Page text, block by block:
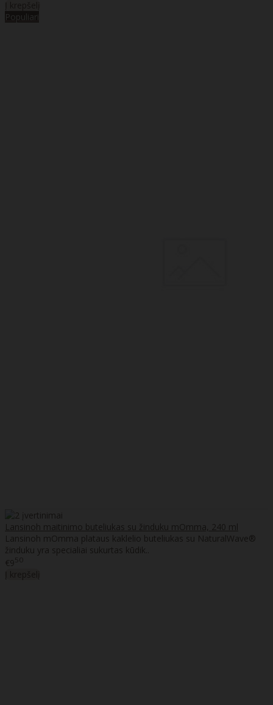
Populiari
Lansinoh maitinimo buteliukas su žinduku mOmma, 240 ml
Lansinoh mOmma plataus kaklelio buteliukas su NaturalWave®
žinduku yra specialiai sukurtas kūdik..
€950